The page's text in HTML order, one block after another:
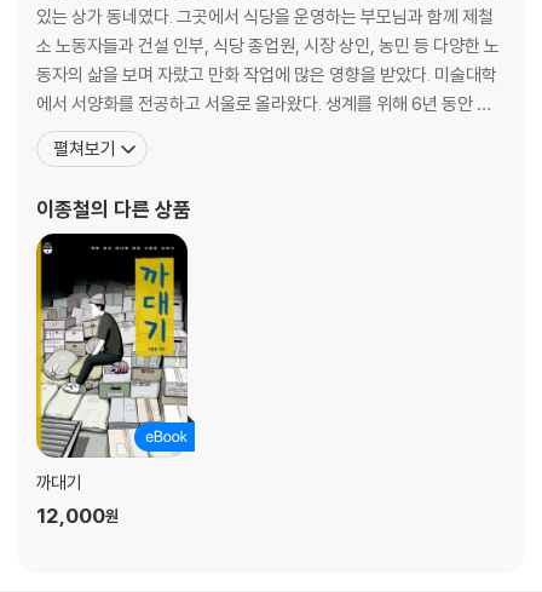
재난지원금
마이 머신
곁에
재난으로부터
작가의 말
있는 상가 동네였다. 그곳에서 식당을 운영하는 부모님과 함께 제철
소 노동자들과 건설 인부, 식당 종업원, 시장 상인, 농민 등 다양한 노
동자의 삶을 보며 자랐고 만화 작업에 많은 영향을 받았다. 미술대학
에서 서양화를 전공하고 서울로 올라왔다. 생계를 위해 6년 동안 택
배 상하차 아르바이트인 ‘까대기’를 했다. 그때 기록한 이야기들을 만
화 《까대기》로 만들어 2019년 ‘오늘의 우리 만화상’을 받았다. 2022
다. 2024년 태풍의 경험을 기록한 만
펼쳐보기
이종철의 다른 상품
까대기
12,000원